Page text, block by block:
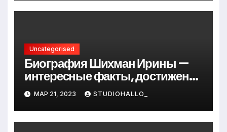
Uncategorised
Биография Шихман Ирины —
интересные факты, достижения
и путь к успеху
МАР 21, 2023 STUDIOHALLO_